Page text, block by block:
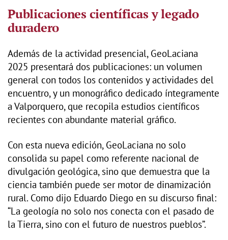
Publicaciones científicas y legado
duradero
Además de la actividad presencial, GeoLaciana
2025 presentará dos publicaciones: un volumen
general con todos los contenidos y actividades del
encuentro, y un monográfico dedicado íntegramente
a Valporquero, que recopila estudios científicos
recientes con abundante material gráfico.
Con esta nueva edición, GeoLaciana no solo
consolida su papel como referente nacional de
divulgación geológica, sino que demuestra que la
ciencia también puede ser motor de dinamización
rural. Como dijo Eduardo Diego en su discurso final:
“La geología no solo nos conecta con el pasado de
la Tierra, sino con el futuro de nuestros pueblos”.